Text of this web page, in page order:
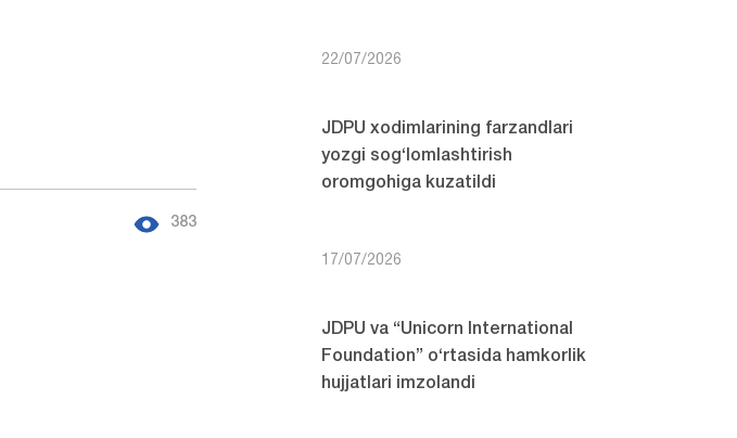
383
22/07/2026
JDPU xodimlarining farzandlari
yozgi sog‘lomlashtirish
oromgohiga kuzatildi
17/07/2026
JDPU va “Unicorn International
Foundation” o‘rtasida hamkorlik
hujjatlari imzolandi